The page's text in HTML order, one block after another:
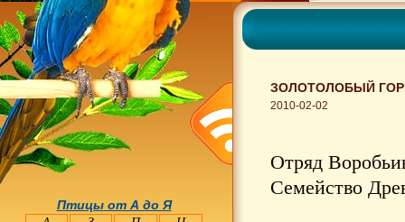
ЗОЛОТОЛОБЫЙ
2010-02-02
Отряд
Семейство
Птицы от А до Я